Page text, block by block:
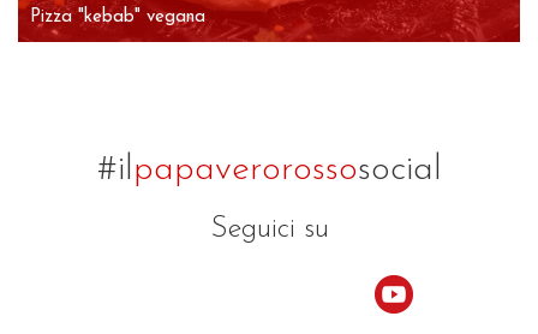
Pizza "kebab" vegana
#ilpapaverorossosocial
Seguici su